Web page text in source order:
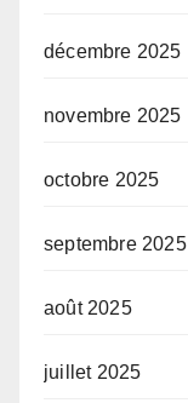
décembre 2025
novembre 2025
octobre 2025
septembre 2025
août 2025
juillet 2025